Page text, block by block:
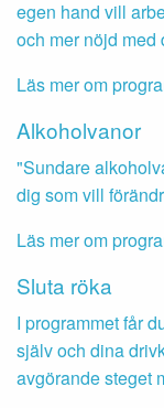
egen hand vill
och mer nöjd med
Läs mer om
Alkoholvanor
"Sundare
dig som vill
Läs mer om
Sluta röka
I programmet får
själv och dina
avgörande steget